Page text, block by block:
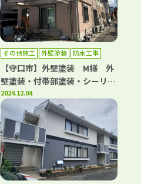
その他施工 外壁塗装 防水工事
【守口市】外壁塗装 M様 外
壁塗装・付帯部塗装・シーリン
グ工事・防水トップコート塗
替 アビリティペイント
2024.12.04